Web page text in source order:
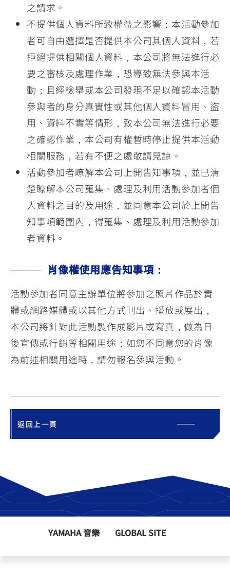
之請求。
不提供個人資料所致權益之影響：本活動參加
者可自由選擇是否提供本公司其個人資料，若
拒絕提供相關個人資料，本公司將無法進行必
要之審核及處理作業，恐導致無法參與本活
動；且經檢舉或本公司發現不足以確認本活動
參與者的身分真實性或其他個人資料冒用、盜
用、資料不實等情形，致本公司無法進行必要
之確認作業，本公司有權暫時停止提供本活動
相關服務，若有不便之處敬請見諒。
活動參加者瞭解本公司上開告知事項，並已清
楚瞭解本公司蒐集、處理及利用活動參加者個
人資料之目的及用途，並同意本公司於上開告
知事項範圍內，得蒐集、處理及利用活動參加
者資料。
肖像權使用應告知事項：
活動參加者同意主辦單位將參加之照片作品於實
體或網路媒體或以其他方式刊出、播放或展出，
本公司將針對此活動製作成影片或寫真，做為日
後宣傳或行銷等相關用途；如您不同意您的肖像
為前述相關用途時，請勿報名參與活動。
返回上一頁
YAMAHA 音樂 GLOBAL SITE